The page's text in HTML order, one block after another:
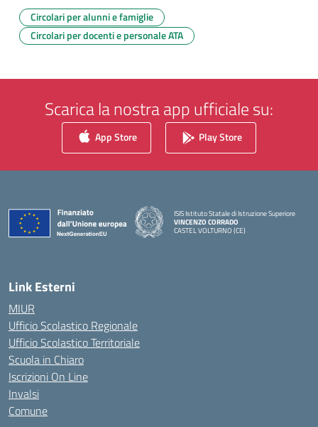
Circolari per alunni e famiglie
Circolari per docenti e personale ATA
Scarica la nostra app ufficiale su:
App Store Play Store
ISIS Istituto Statale di Istruzione Superiore
VINCENZO CORRADO
CASTEL VOLTURNO (CE)
Link Esterni
MIUR
Ufficio Scolastico Regionale
Ufficio Scolastico Territoriale
Scuola in Chiaro
Iscrizioni On Line
Invalsi
Comune